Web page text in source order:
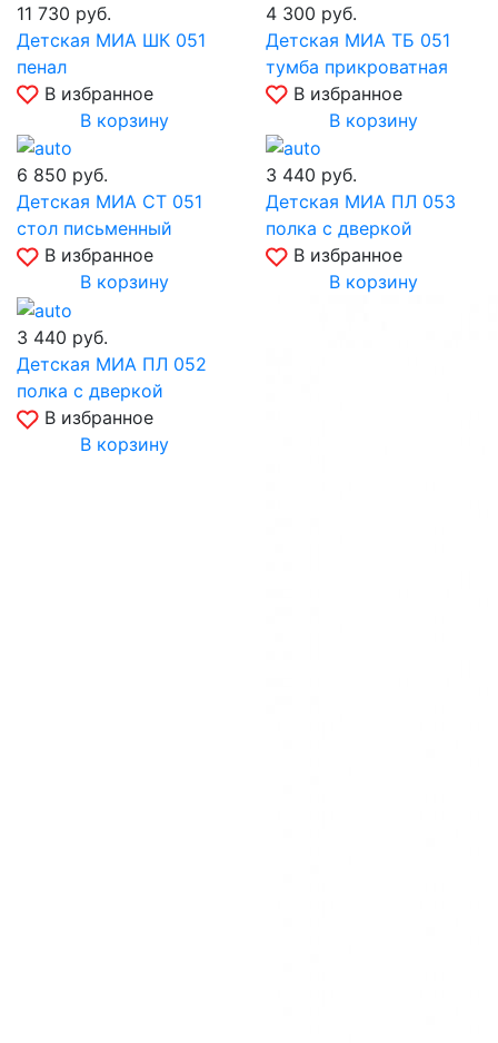
11 730 руб.
Детская МИА ШК 051
пенал
В избранное
В корзину
4 300 руб.
Детская МИА ТБ 051
тумба прикроватная
В избранное
В корзину
6 850 руб.
Детская МИА СТ 051
стол письменный
В избранное
В корзину
3 440 руб.
Детская МИА ПЛ 053
полка с дверкой
В избранное
В корзину
3 440 руб.
Детская МИА ПЛ 052
полка с дверкой
В избранное
В корзину